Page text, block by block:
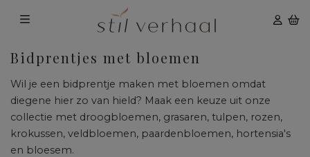
Bidprentjes met bloemen
Wil je een bidprentje maken met bloemen omdat
diegene hier zo van hield? Maak een keuze uit onze
collectie met droogbloemen, grasaren, tulpen, rozen,
krokussen, veldbloemen, paardenbloemen, hortensia's
en bloesem.